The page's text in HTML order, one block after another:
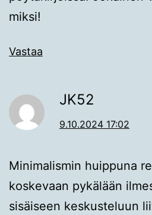
miksi!
Vastaa
JK52
9.10.2024 17:02
Minimalismin huippuna
koskevaan pykälään
sisäiseen keskusteluun